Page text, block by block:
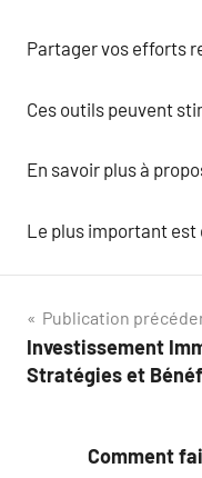
Partager vos efforts
Ces outils peuvent
En savoir plus à
Le plus important est
Navigation
de
Publication
Investissement
Stratégies et
Comment